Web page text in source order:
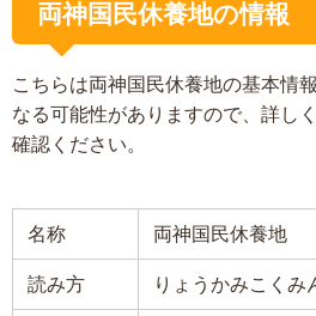
両神国民休養地の情報
こちらは両神国民休養地の基本情
なる可能性がありますので、詳し
確認ください。
名称 両神国民休養地
読み方 りょうかみこくみ